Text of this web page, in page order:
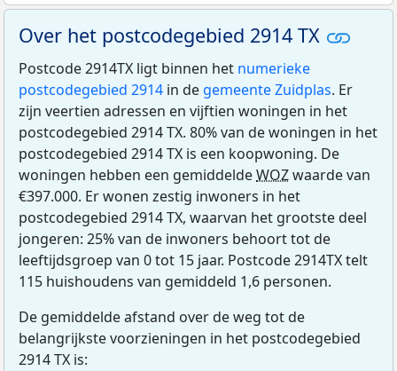
Over het postcodegebied 2914 TX
Postcode 2914TX ligt binnen het numerieke
postcodegebied 2914 in de gemeente Zuidplas. Er
zijn veertien adressen en vijftien woningen in het
postcodegebied 2914 TX. 80% van de woningen in het
postcodegebied 2914 TX is een koopwoning. De
woningen hebben een gemiddeldeWOZwaarde van
€397.000. Er wonen zestig inwoners in het
postcodegebied 2914 TX, waarvan het grootste deel
jongeren: 25% van de inwoners behoort tot de
leeftijdsgroep van 0 tot 15 jaar. Postcode 2914TX telt
115 huishoudens van gemiddeld 1,6 personen.
De gemiddelde afstand over de weg tot de
belangrijkste voorzieningen in het postcodegebied
2914 TX is: